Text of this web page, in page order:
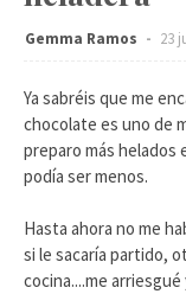
Gemma Ramos 23
Ya sabréis que me
chocolate es uno de
preparo más helados
podía ser menos.
Hasta ahora no me
si le sacaría partido,
cocina....me